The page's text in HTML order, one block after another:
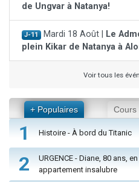
de Ungvar à Natanya!
J-11 Mardi 18 Août |
Le
plein Kikar de Natanya à
Voir tous les
+ Populaires Cours
1 Histoire - À bord du Titanic
2
URGENCE - Diane, 80 ans,
appartement insalubre